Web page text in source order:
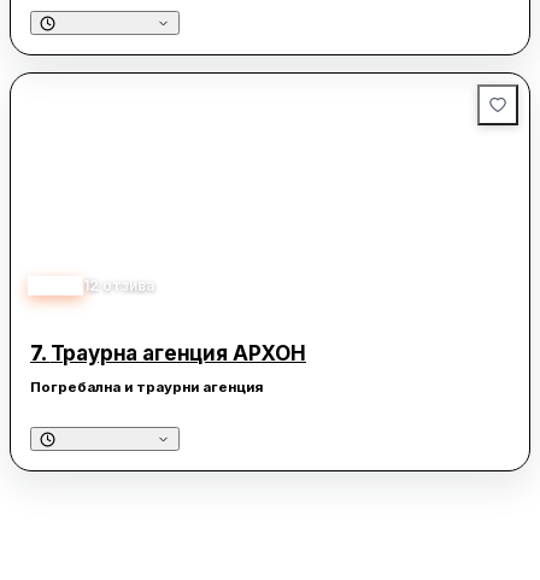
12 отзива
7. Траурна агенция АРХОН
Погребална и траурни агенция